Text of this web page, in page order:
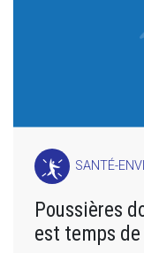
SANTÉ-
Poussières
est temps